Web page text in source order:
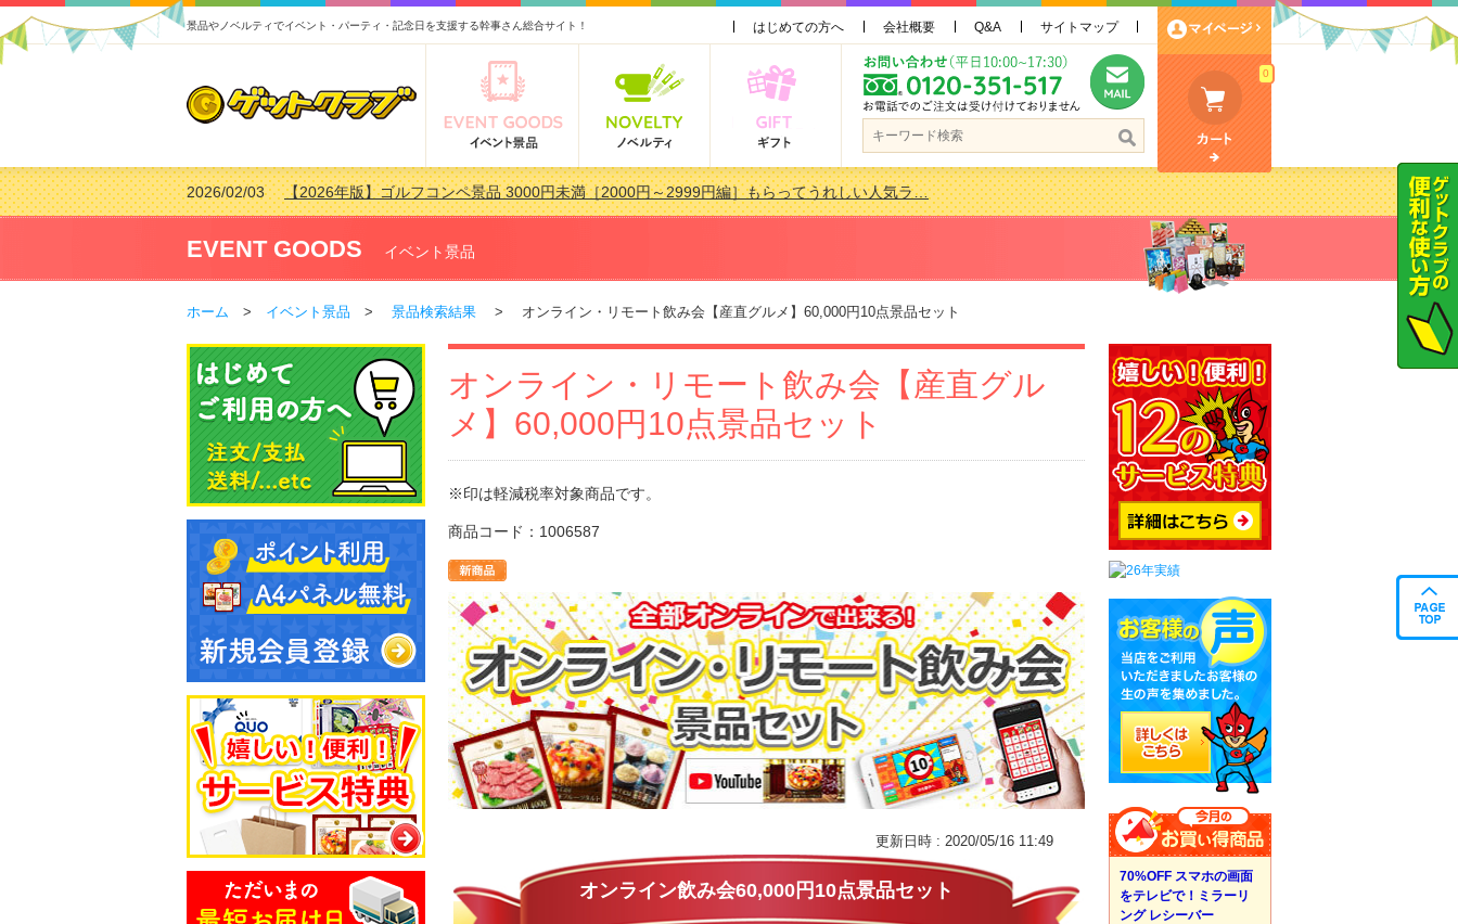
景品やノベルティでイベント・パーティ・記念日を支援する幹事さん総合サイト！ はじめての方へ 会社概要 Q&A サイトマップ
0
2026/02/03【2026年版】ゴルフコンペ景品 3000円未満［2000円～2999円編］もらってうれしい人気ラ…
2026/07/15【2026年版】ビンゴゲーム景品おすすめ金額別人気ランキング 更新しました！
2026/04/03【2026年版】ゴルフコンペ景品 3000円未満［2000円～2999円編］もらってうれしい人気ラ…
2026/02/16【2026年版】結婚式の二次会で貰って嬉しい景品とは？ 更新しました！
EVENT GOODS イベント景品
ホーム > イベント景品 > 景品検索結果 > オンライン・リモート飲み会【産直グルメ】60,000円10点景品セット
オンライン・リモート飲み会【産直グル
メ】60,000円10点景品セット
※印は軽減税率対象商品です。
商品コード：1006587
更新日時 : 2020/05/16 11:49
オンライン飲み会60,000円10点景品セット
70%OFF スマホの画面
をテレビで！ミラーリ
ング レシーバー